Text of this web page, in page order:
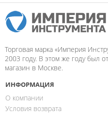
Торговая марка «Империя
2003 году. В этом же году был
магазин в Москве.
ИНФОРМАЦИЯ
О компании
Условия возврата